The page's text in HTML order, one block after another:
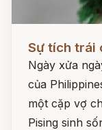
Sự tích trái
Ngày xửa
của
một cặp vợ
Pising sinh